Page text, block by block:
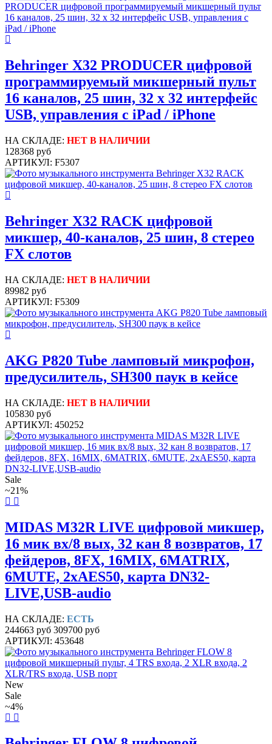
Behringer X32 PRODUCER цифровой
программируемый микшерный пульт
16 каналов, 25 шин, 32 х 32 интерфейс
USB, управления с iPad / iPhone
НА СКЛАДЕ: НЕТ В НАЛИЧИИ
128368 руб
АРТИКУЛ: F5307
Behringer X32 RACK цифровой
микшер, 40-каналов, 25 шин, 8 стерео
FX слотов
НА СКЛАДЕ: НЕТ В НАЛИЧИИ
89982 руб
АРТИКУЛ: F5309
AKG P820 Tube ламповый микрофон,
предусилитель, SH300 паук в кейсе
НА СКЛАДЕ: НЕТ В НАЛИЧИИ
105830 руб
АРТИКУЛ: 450252
Sale
~21%
MIDAS M32R LIVE цифровой микшер,
16 мик вх/8 вых, 32 кан 8 возвратов, 17
фейдеров, 8FX, 16MIX, 6MATRIX,
6MUTE, 2xAES50, карта DN32-
LIVE,USB-audio
НА СКЛАДЕ: ЕСТЬ
244663 руб 309700 руб
АРТИКУЛ: 453648
New
Sale
~4%